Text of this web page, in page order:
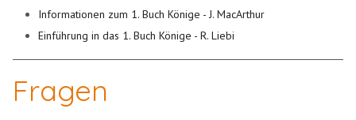
Informationen zum 1. Buch Könige - J. MacArthur
Einführung in das 1. Buch Könige - R. Liebi
Fragen